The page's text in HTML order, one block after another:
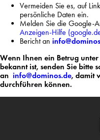
Vermeiden Sie es, auf
persönliche Daten ein.
Melden Sie die Google-
Anzeigen-Hilfe
Bericht an
Wenn Ihnen ein Betrug
bekannt ist, senden Sie bitte
an info@dominos.de, damit
durchführen können.